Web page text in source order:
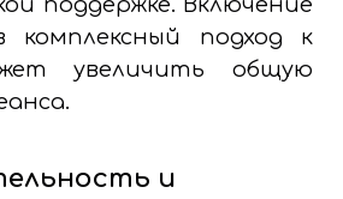
поддержке. Включение
комплексный подход к
увеличить общую
и